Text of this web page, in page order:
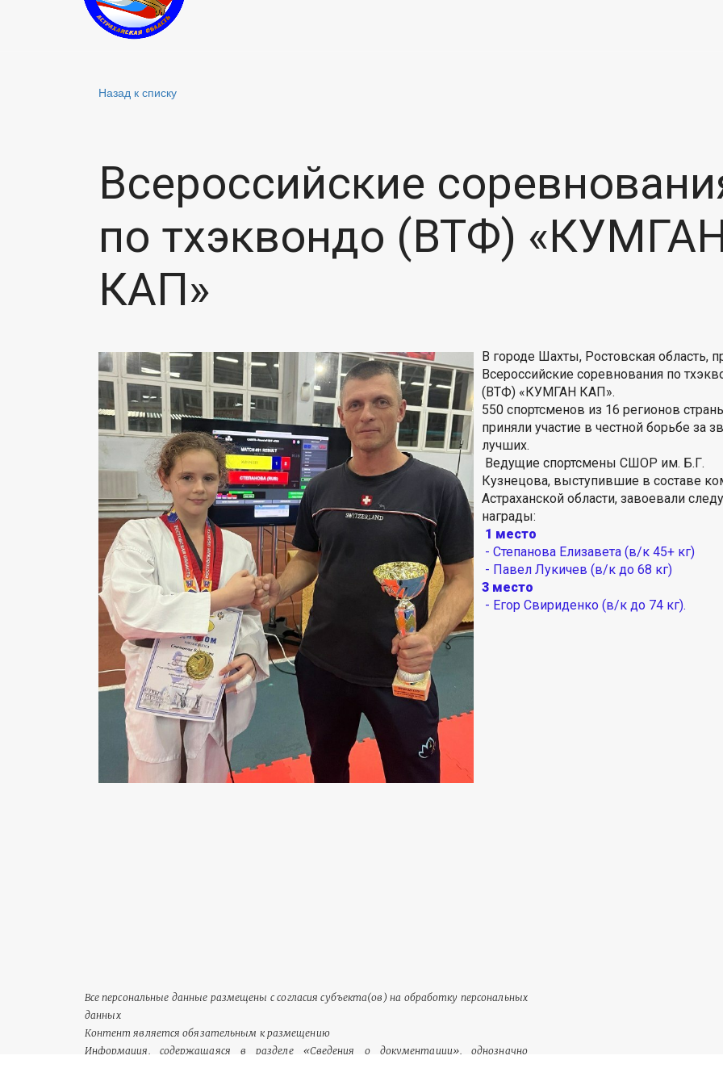
Назад к списку
Всероссийские
по тхэквондо (ВТФ)
КАП»
В городе Шахты, Ростовская область,
Всероссийские соревнования по
(ВТФ) «КУМГАН КАП».
550 спортсменов из 16 регионов
приняли участие в честной борьбе за
лучших.
Ведущие спортсмены СШОР им. Б.Г.
Кузнецова, выступившие в составе
Астраханской области, завоевали
награды:
1 место
- Степанова Елизавета (в/к 45+ кг)
- Павел Лукичев (в/к до 68 кг)
3 место
- Егор Свириденко (в/к до 74 кг).
Все персональные данные размещены с согласия субъекта(ов) на обработку персональных
данных
Контент является обязательным к размещению
Информация, содержащаяся в разделе «Сведения о документации», однозначно